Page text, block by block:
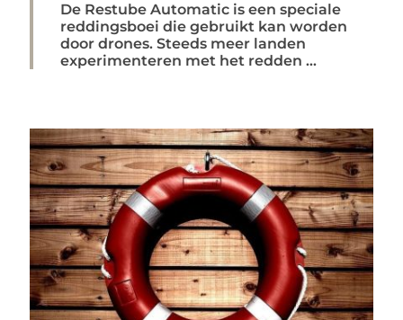
De Restube Automatic is een speciale
reddingsboei die gebruikt kan worden
door drones. Steeds meer landen
experimenteren met het redden ...